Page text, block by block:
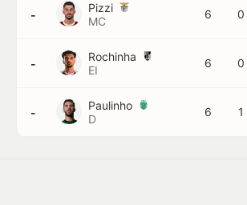
-
Pizzi
MC
6 0
-
Rochinha
EI
6 0
-
Paulinho
D
6 1